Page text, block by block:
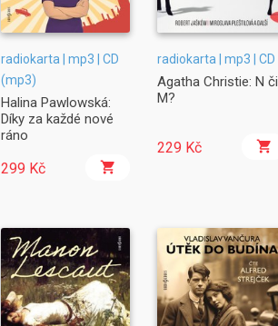
radiokarta | mp3 | CD
(mp3)
Halina Pawlowská:
Díky za každé nové
ráno
299 Kč
radiokarta | mp3 | CD
Agatha Christie: N či
M?
229 Kč